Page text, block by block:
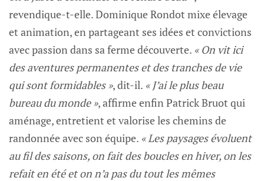
revendique-t-elle. Dominique Rondot mixe élevage
et animation, en partageant ses idées et convictions
avec passion dans sa ferme découverte. « On vit ici
des aventures permanentes et des tranches de vie
qui sont formidables », dit-il. « J’ai le plus beau
bureau du monde », affirme enfin Patrick Bruot qui
aménage, entretient et valorise les chemins de
randonnée avec son équipe. « Les paysages évoluent
au fil des saisons, on fait des boucles en hiver, on les
refait en été et on n’a pas du tout les mêmes